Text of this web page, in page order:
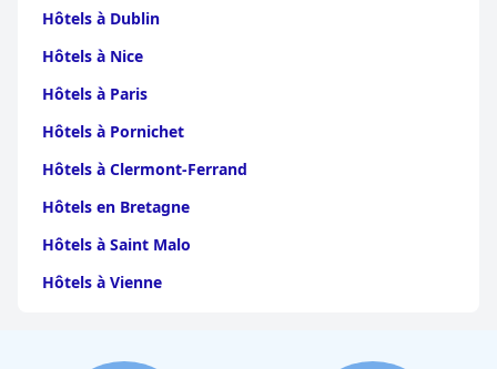
Hôtels à Dublin
Hôtels à Nice
Hôtels à Paris
Hôtels à Pornichet
Hôtels à Clermont-Ferrand
Hôtels en Bretagne
Hôtels à Saint Malo
Hôtels à Vienne
Hôtels à Perpignan